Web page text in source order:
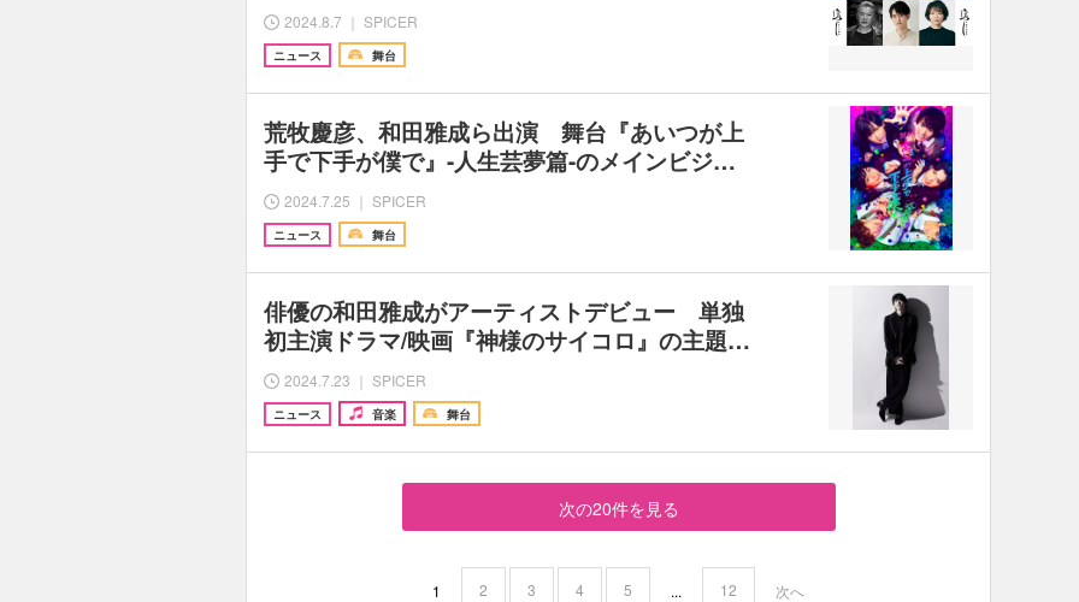
2024.8.7 ｜ SPICER
ニュース 舞台
荒牧慶彦、和田雅成ら出演 舞台『あいつが上
手で下手が僕で』-人生芸夢篇-のメインビジ…
2024.7.25 ｜ SPICER
ニュース 舞台
俳優の和田雅成がアーティストデビュー 単独
初主演ドラマ/映画『神様のサイコロ』の主題…
2024.7.23 ｜ SPICER
ニュース 音楽 舞台
次の20件を見る
1 2 3 4 5 ... 12 次へ